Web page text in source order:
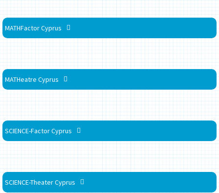
MATHFactor Cyprus
MATHeatre Cyprus
SCIENCE-Factor Cyprus
SCIENCE-Theater Cyprus